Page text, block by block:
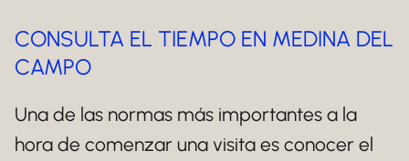
CONSULTA EL TIEMPO EN MEDINA DEL
CAMPO
Una de las normas más importantes a la
hora de comenzar una visita es conocer el